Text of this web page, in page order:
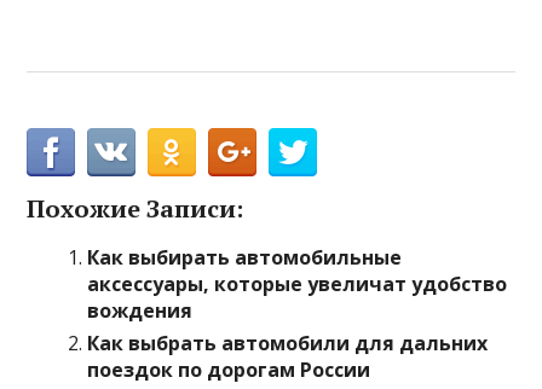
Похожие Записи:
Как выбирать автомобильные
аксессуары, которые увеличат удобство
вождения
Как выбрать автомобили для дальних
поездок по дорогам России